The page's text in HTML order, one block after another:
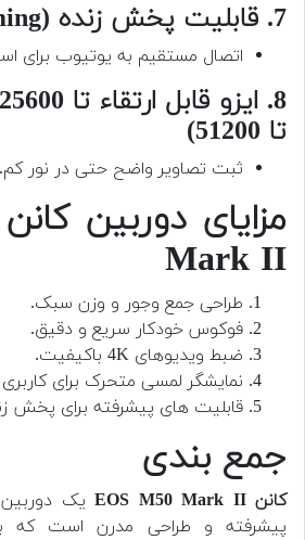
7. قابلیت پخش زنده (Live Streaming)
اتصال مستقیم به یوتیوب برای
تا 51200)
ثبت تصاویر واضح حتی در نور کم.
Mark II
طراحی جمع وجور و وزن سبک.
فوکوس خودکار سریع و دقیق.
ضبط ویدیوهای 4K باکیفیت.
نمایشگر لمسی متحرک برای
قابلیت های پیشرفته برای پخش
جمع بندی
کانن EOS M50 Mark II
یک دوربین
پیشرفته و طراحی مدرن است که به